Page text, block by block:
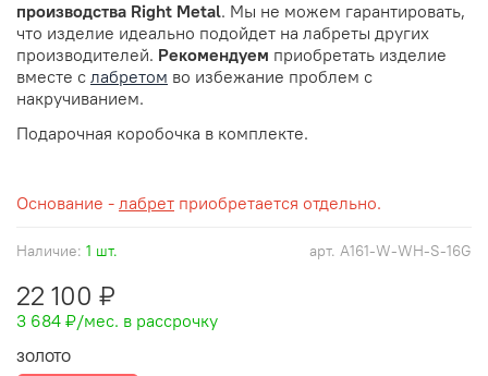
арт. A161-W-WH-S-16G
Наличие: 1 шт.
22 100 ₽
3 684 ₽/мес. в рассрочку
ЗОЛОТО
производства Right Metal. Мы не можем гарантировать,
что изделие идеально подойдет на лабреты других
производителей. Рекомендуем приобретать изделие
вместе с лабретом во избежание проблем с
накручиванием.
Подарочная коробочка в комплекте.
Основание - лабрет приобретается отдельно.